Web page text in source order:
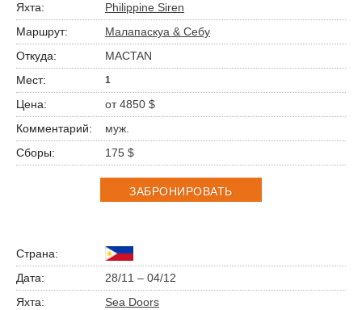
Philippine Siren
Малапаскуа & Себу
MACTAN
1
от 4850 $
муж.
175 $
ЗАБРОНИРОВАТЬ
28/11 – 04/12
Sea Doors